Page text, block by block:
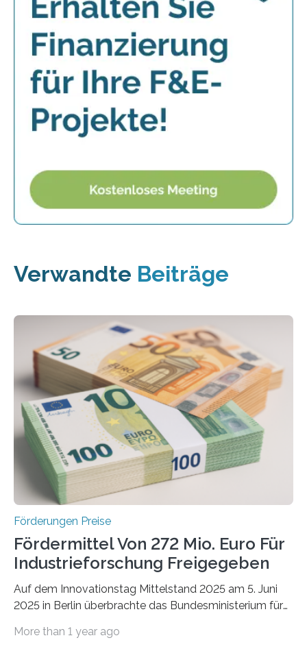
Verwandte Beiträge
Förderungen Preise
Fördermittel Von 272 Mio. Euro Für
Industrieforschung Freigegeben
Auf dem Innovationstag Mittelstand 2025 am 5. Juni
2025 in Berlin überbrachte das Bundesministerium für
Überplanmäßige Verpflichtungsermächtigungen in
More than 1 year ago